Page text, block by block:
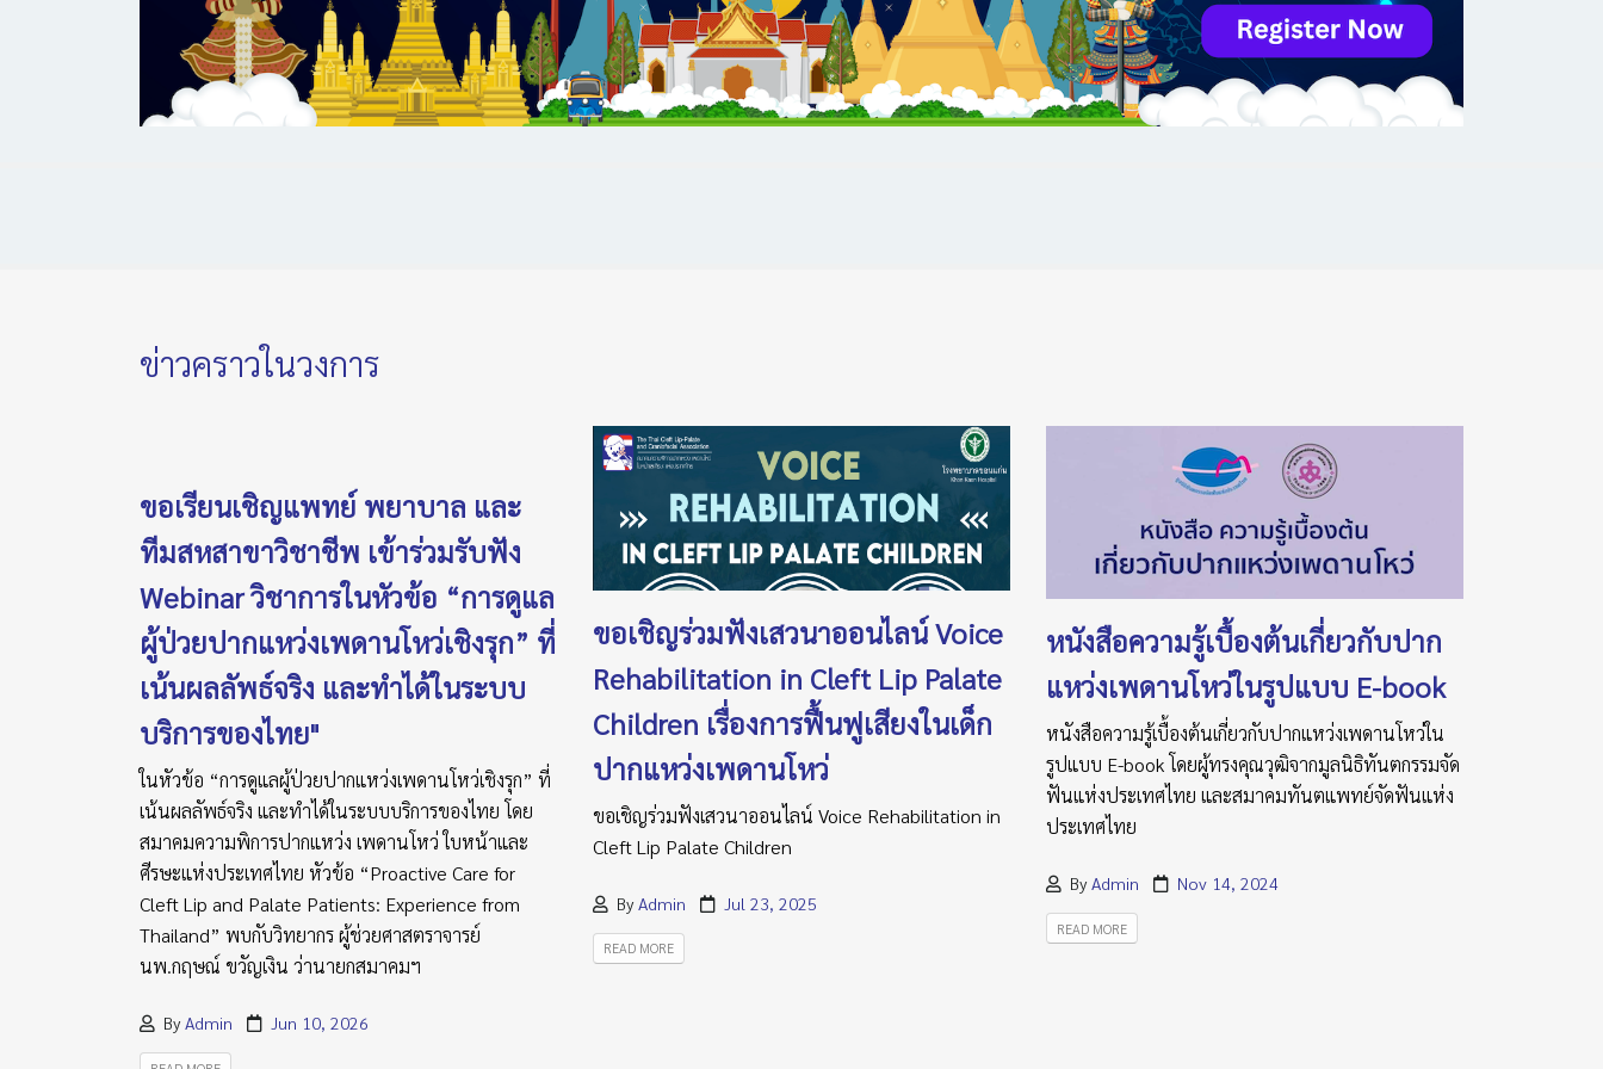
ข่าวคราวในวงการ
ขอเรียนเชิญแพทย์ พยาบาล และ
ทีมสหสาขาวิชาชีพ เข้าร่วมรับฟัง
Webinar วิชาการในหัวข้อ “การดูแล
ผู้ป่วยปากแหว่งเพดานโหว่เชิงรุก” ที่
เน้นผลลัพธ์จริง และทำได้ในระบบ
บริการของไทย"
ในหัวข้อ “การดูแลผู้ป่วยปากแหว่งเพดานโหว่เชิงรุก” ที่
เน้นผลลัพธ์จริง และทำได้ในระบบบริการของไทย โดย
สมาคมความพิการปากแหว่ง เพดานโหว่ ใบหน้าและ
ศีรษะแห่งประเทศไทย หัวข้อ “Proactive Care for
Cleft Lip and Palate Patients: Experience from
Thailand” พบกับวิทยากร ผู้ช่วยศาสตราจารย์
นพ.กฤษณ์ ขวัญเงิน ว่านายกสมาคมฯ
ByAdmin Jun 10, 2026
ขอเชิญร่วมฟังเสวนาออนไลน์ Voice
Rehabilitation in Cleft Lip Palate
Children เรื่องการฟื้นฟูเสียงในเด็ก
ปากแหว่งเพดานโหว่
ขอเชิญร่วมฟังเสวนาออนไลน์ Voice Rehabilitation in
Cleft Lip Palate Children
By Admin Jul 23, 2025
READ MORE
หนังสือความรู้เบื้องต้นเกี่ยวกับปาก
แหว่งเพดานโหว่ในรูปแบบ E-book
หนังสือความรู้เบื้องต้นเกี่ยวกับปากแหว่งเพดานโหว่ใน
รูปแบบ E-book โดยผู้ทรงคุณวุฒิจากมูลนิธิทันตกรรมจัด
ฟันแห่งประเทศไทย และสมาคมทันตแพทย์จัดฟันแห่ง
ประเทศไทย
ByAdmin Nov 14, 2024
READ MORE